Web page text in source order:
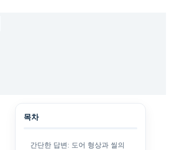
목차
간단한 답변: 도어 형상과 씰의